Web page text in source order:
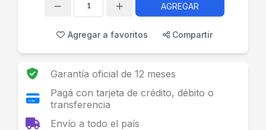
AGREGAR
Agregar a favoritos Compartir
Garantía oficial de 12 meses
Pagá con tarjeta de crédito, débito o
transferencia
Envío a todo el país